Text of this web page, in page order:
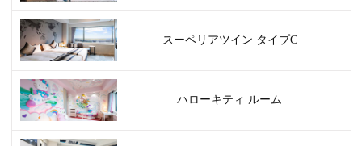
スーペリアツイン タイプC
ハローキティ ルーム